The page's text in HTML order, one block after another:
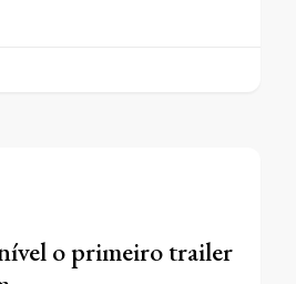
o primeiro trailer